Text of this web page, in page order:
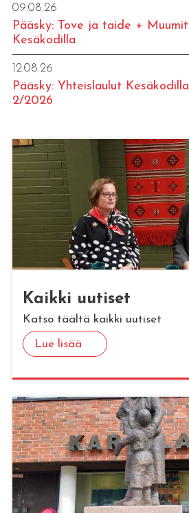
09.08.26
Pääsky: Tove ja taide +
Kesäkodilla
12.08.26
Pääsky: Yhteislaulut
2/2026
Kaik­ki uu­ti­set
Katso täältä kaikki uutiset
Lue lisää